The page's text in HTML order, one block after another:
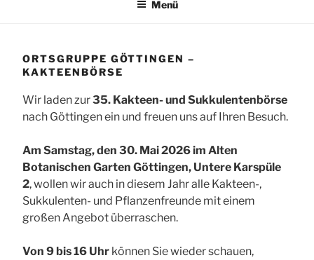
Menü
ORTSGRUPPE GÖTTINGEN –
KAKTEENBÖRSE
Wir laden zur35. Kakteen- und Sukkulentenbörse
nach Göttingen ein und freuen uns auf Ihren Besuch.
Am Samstag, den 30. Mai 2026 im Alten
Botanischen Garten Göttingen, Untere Karspüle
2, wollen wir auch in diesem Jahr alle Kakteen-,
Sukkulenten- und Pflanzenfreunde mit einem
großen Angebot überraschen.
Von 9 bis 16 Uhr können Sie wieder schauen,